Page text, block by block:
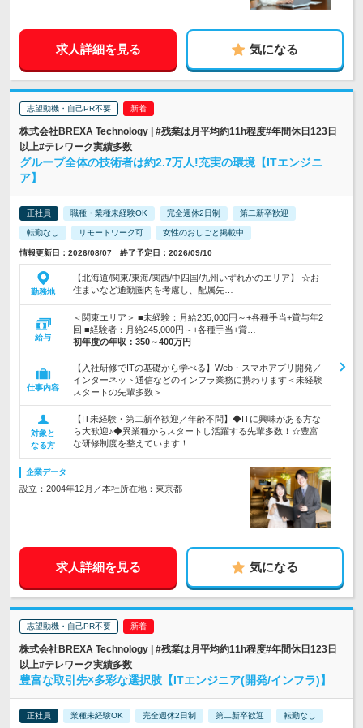
求人詳細を見る 気になる
志望動機・自己PR不要
株式会社BREXA Technology | #残業は月平均約11h程度#年間休日123日
以上#テレワーク実績多数
グループ全体の技術者は約2.7万人!充実の環境【ITエンジニ
ア】
正社員 職種・業種未経験OK 完全週休2日制 第二新卒歓迎
転勤なし リモートワーク可 女性のおしごと掲載中
情報更新日：2026/08/07 終了予定日：2026/09/10
勤務地
【北海道/関東/東海/関西/中四国/九州いずれかのエリア】 ☆お
住まいなど通勤圏内を考慮し、配属先…
給与
＜関東エリア＞ ■未経験：月給235,000円～+各種手当+賞与年2
回 ■経験者：月給245,000円～+各種手当+賞…
初年度の年収： 350～400万円
仕事内容
【入社研修でITの基礎から学べる】Web・スマホアプリ開発／
インターネット通信などのインフラ業務に携わります＜未経験
スタートの先輩多数＞
対象と
なる方
【IT未経験・第二新卒歓迎／年齢不問】◆ITに興味がある方な
ら大歓迎♪◆異業種からスタートし活躍する先輩多数！☆豊富
な研修制度を整えています！
企業データ
設立：2004年12月／本社所在地：東京都
求人詳細を見る 気になる
志望動機・自己PR不要
株式会社BREXA Technology | #残業は月平均約11h程度#年間休日123日
以上#テレワーク実績多数
豊富な取引先×多彩な選択肢【ITエンジニア(開発/インフラ)】
正社員 業種未経験OK 完全週休2日制 第二新卒歓迎 転勤なし